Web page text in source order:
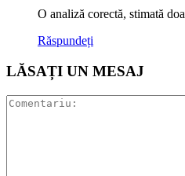
O analiză corectă, stimată
Răspundeți
LĂSAȚI UN MESAJ